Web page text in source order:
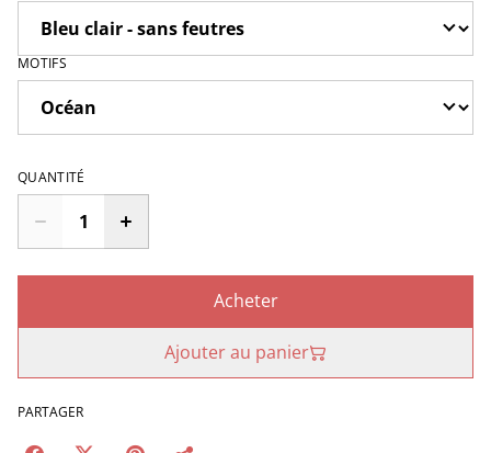
MOTIFS
QUANTITÉ
Acheter
Ajouter au panier
PARTAGER